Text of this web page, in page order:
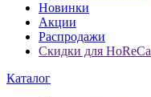
Новинки
Акции
Распродажи
Скидки для HoReCa
Каталог